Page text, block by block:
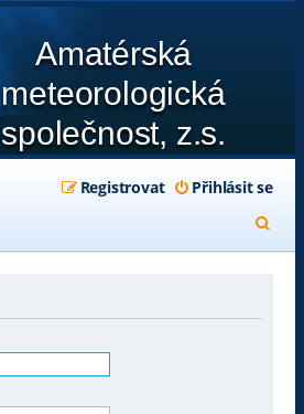
Amatérská
meteorologická
společnost, z.s.
Přihlásit se
Registrovat
l